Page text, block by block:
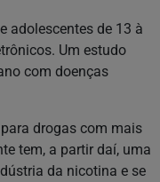
adolescentes de 13 à
Um estudo
com doenças
drogas com mais
tem, a partir daí, uma
da nicotina e se